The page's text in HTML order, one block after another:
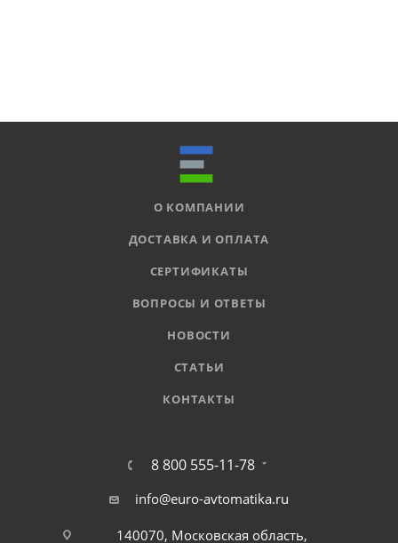
О КОМПАНИИ
ДОСТАВКА И ОПЛАТА
СЕРТИФИКАТЫ
ВОПРОСЫ И ОТВЕТЫ
НОВОСТИ
СТАТЬИ
КОНТАКТЫ
8 800 555-11-78
info@euro-avtomatika.ru
140070, Московская область,